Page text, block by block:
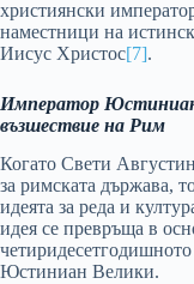
християнски
наместници на
Иисус Христос[7].
Император
възшествие на Рим
Когато Свети
за римската държава,
идеята за реда и
идея се превръща в
Юстиниан Велики.